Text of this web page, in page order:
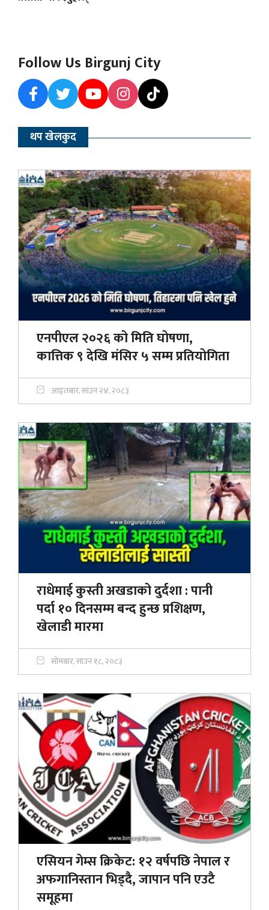
Follow Us Birgunj City
थप खेलकुद
एनपीएल २०२६ को मिति घोषणा,
कात्तिक ९ देखि मंसिर ५ सम्म प्रतियोगिता
आइतबार, साउन २४, २०८३
राधेमाई कुस्ती अखडाको दुर्दशा : पानी
पर्दा १० दिनसम्म बन्द हुन्छ प्रशिक्षण,
खेलाडी मारमा
सोमबार, साउन १८, २०८३
एसियन गेम्स क्रिकेट: १२ वर्षपछि नेपाल र
अफगानिस्तान भिड्दै, जापान पनि एउटै
समूहमा